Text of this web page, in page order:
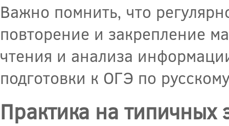
Важно помнить, что
повторение и закрепление
чтения и анализа
подготовки к ОГЭ по
Практика на типичных